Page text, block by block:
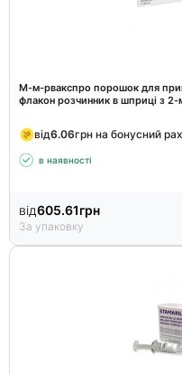
М-м-рвакспро порошок для
флакон розчинник в шприці з
від6.06грн на бонусний
в наявності
від605.61грн
За упаковку